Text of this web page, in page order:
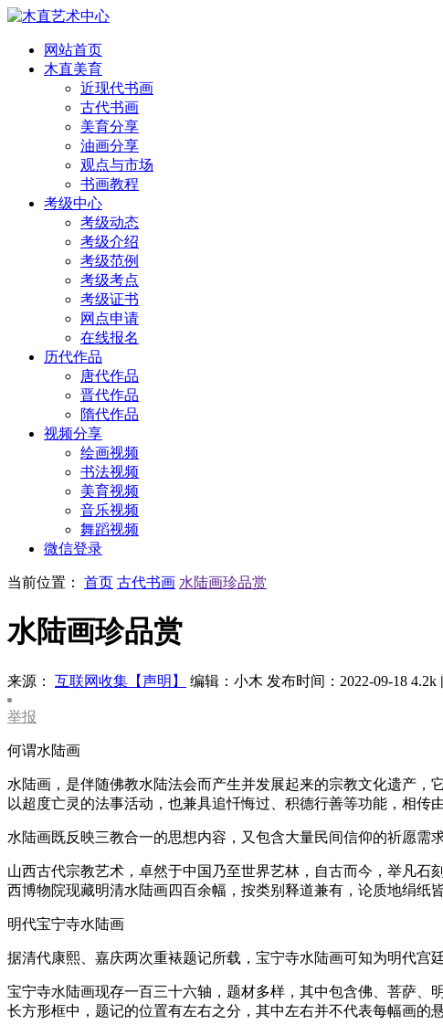
网站首页
木直美育
近现代书画
古代书画
美育分享
油画分享
观点与市场
书画教程
考级中心
考级动态
考级介绍
考级范例
考级考点
考级证书
网点申请
在线报名
历代作品
唐代作品
晋代作品
隋代作品
视频分享
绘画视频
书法视频
美育视频
音乐视频
舞蹈视频
微信登录
当前位置： 首页 古代书画 水陆画珍品赏
水陆画珍品赏
来源： 互联网收集【声明】 编辑：小木 发布时间：2022-09-18 4.2k
举报
何谓水陆画
水陆画，是伴随佛教水陆法会而产生并发展起来的宗教文化遗产，
以超度亡灵的法事活动，也兼具追忏悔过、积德行善等功能，相传
水陆画既反映三教合一的思想内容，又包含大量民间信仰的祈愿需
山西古代宗教艺术，卓然于中国乃至世界艺林，自古而今，举凡
西博物院现藏明清水陆画四百余幅，按类别释道兼有，论质地绢纸
明代宝宁寺水陆画
据清代康熙、嘉庆两次重裱题记所载，宝宁寺水陆画可知为明代宫
宝宁寺水陆画现存一百三十六轴，题材多样，其中包含佛、菩萨
长方形框中，题记的位置有左右之分，其中左右并不代表每幅画的